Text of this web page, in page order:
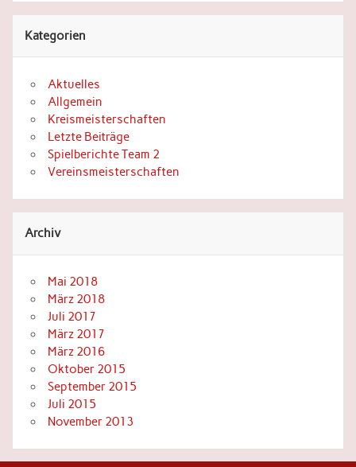
Kategorien
Aktuelles
Allgemein
Kreismeisterschaften
Letzte Beiträge
Spielberichte Team 2
Vereinsmeisterschaften
Archiv
Mai 2018
März 2018
Juli 2017
März 2017
März 2016
Oktober 2015
September 2015
Juli 2015
November 2013